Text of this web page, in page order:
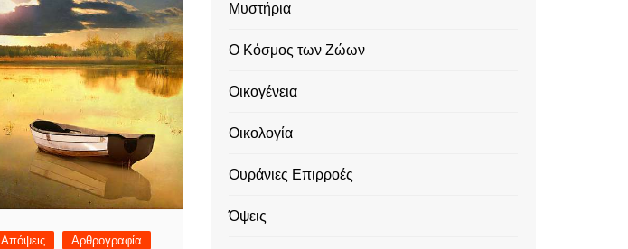
Απόψεις Αρθρογραφία
Μυστήρια
Ο Κόσμος των Ζώων
Οικογένεια
Οικολογία
Ουράνιες Επιρροές
Όψεις